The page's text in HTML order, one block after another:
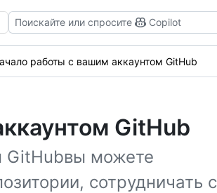
Поискайте или спросите Copilot
работы с вашим аккаунтом GitHub
GitHub
GitHubвы можете
сотрудничать с